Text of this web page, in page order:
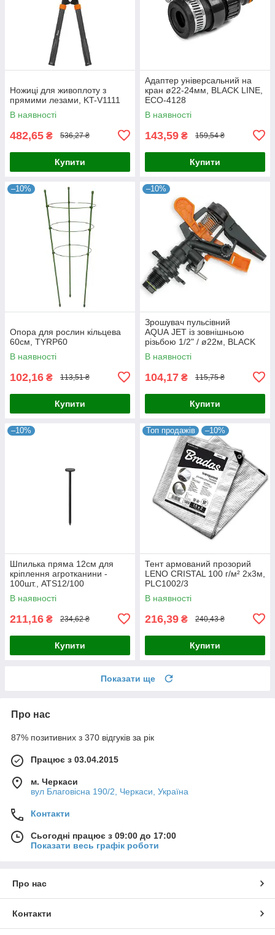
Ножиці для живоплоту з
прямими лезами, KT-V1111
В наявності
482,65 ₴ 536,27 ₴
Купити
Адаптер універсальний на
кран ø22-24мм, BLACK LINE,
ECO-4128
В наявності
143,59 ₴ 159,54 ₴
Купити
–10%
Опора для рослин кільцева
60см, TYRP60
В наявності
102,16 ₴ 113,51 ₴
Купити
–10%
Зрошувач пульсівний
AQUA JET із зовнішньою
різьбою 1/2" / ø22м, BLACK
LINE, AJ-TS6001
В наявності
104,17 ₴ 115,75 ₴
Купити
–10%
Шпилька пряма 12см для
кріплення агротканини -
100шт., ATS12/100
В наявності
211,16 ₴ 234,62 ₴
Купити
Топ продажів –10%
Тент армований прозорий
LENO CRISTAL 100 г/м² 2х3м,
PLC1002/3
В наявності
216,39 ₴ 240,43 ₴
Купити
Показати ще
Про нас
87% позитивних з 370 відгуків за рік
Працює з 03.04.2015
м. Черкаси
вул Благовісна 190/2, Черкаси, Україна
Контакти
Сьогодні працює з 09:00 до 17:00
Показати весь графік роботи
Про нас
Контакти